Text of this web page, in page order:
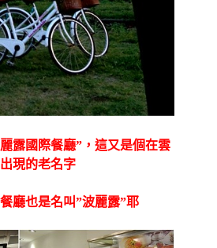
露國際餐廳”，這又是個在雲
現的老名字
廳也是名叫”波麗露”耶